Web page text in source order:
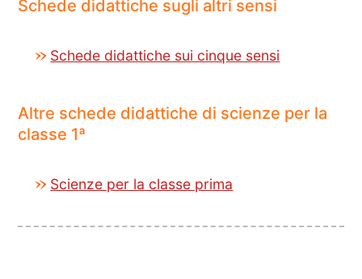
Schede didattiche sugli altri sensi
Schede didattiche sui cinque sensi
Altre schede didattiche di scienze per la
classe 1ª
Scienze per la classe prima